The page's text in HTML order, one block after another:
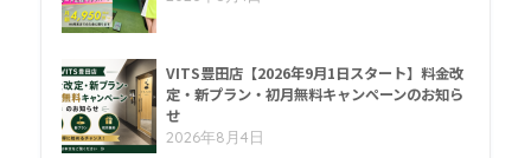
VITS豊田店【2026年9月1日スタート】料金改
定・新プラン・初月無料キャンペーンのお知ら
せ
2026年8月4日